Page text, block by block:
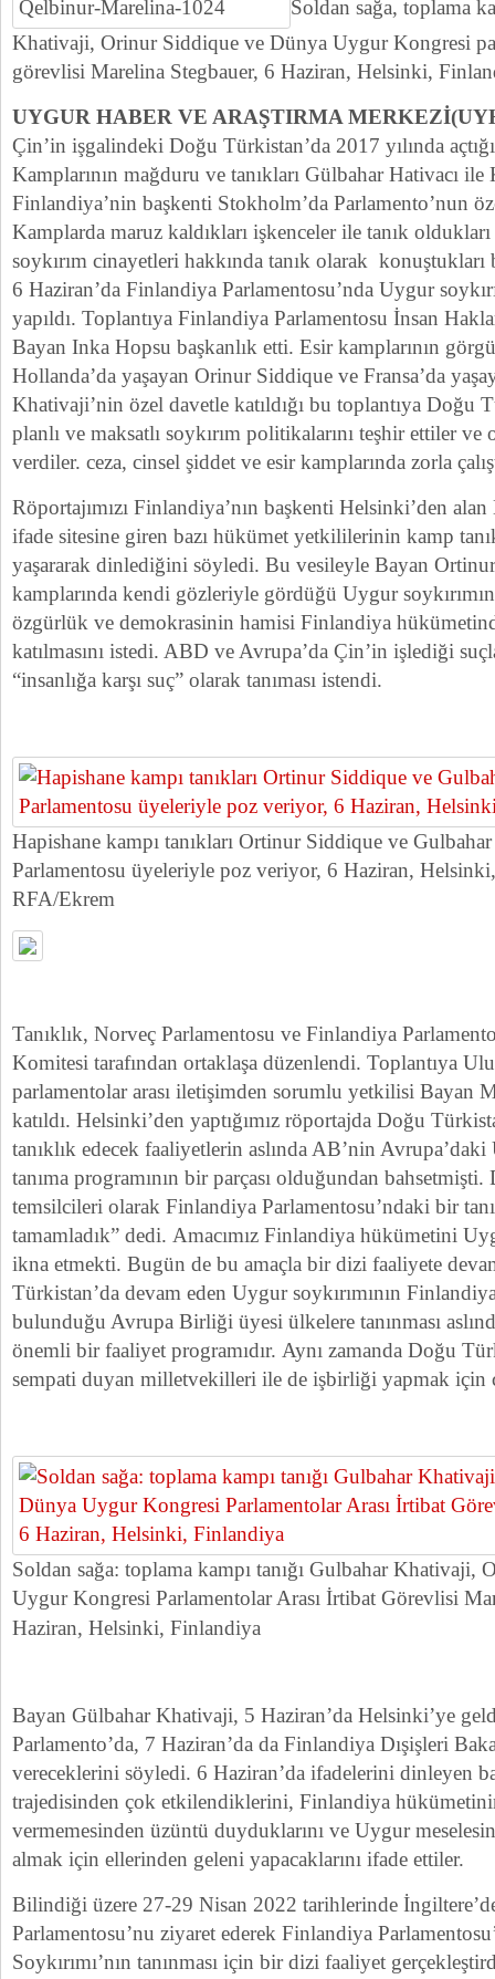
Soldan sağa, toplama
Khativaji, Orinur Siddique ve Dünya Uygur Kongresi
görevlisi Marelina Stegbauer, 6 Haziran, Helsinki,
UYGUR HABER VE ARAŞTIRMA
Çin’in işgalindeki Doğu Türkistan’da 2017 yılında
Kamplarının mağduru ve tanıkları Gülbahar Hativacı ile
Finlandiya’nin başkenti Stokholm’da Parlamento’nun
Kamplarda maruz kaldıkları işkenceler ile tanık
soykırım cinayetleri hakkında tanık olarak
6 Haziran’da Finlandiya Parlamentosu’nda Uygur
yapıldı. Toplantıya Finlandiya Parlamentosu İnsan
Bayan Inka Hopsu başkanlık etti. Esir kamplarının
Hollanda’da yaşayan Orinur Siddique ve Fransa’da
Khativaji’nin özel davetle katıldığı bu toplantıya Doğu
planlı ve maksatlı soykırım politikalarını teşhir ettiler ve
verdiler. ceza, cinsel şiddet ve esir kamplarında zorla
Röportajımızı Finlandiya’nın başkenti Helsinki’den
ifade sitesine giren bazı hükümet yetkililerinin kamp
yaşararak dinlediğini söyledi. Bu vesileyle Bayan
kamplarında kendi gözleriyle gördüğü Uygur
özgürlük ve demokrasinin hamisi Finlandiya
katılmasını istedi. ABD ve Avrupa’da Çin’in işlediği
“insanlığa karşı suç” olarak tanıması istendi.
Hapishane kampı tanıkları Ortinur Siddique ve
Parlamentosu üyeleriyle poz veriyor, 6 Haziran,
RFA/Ekrem
Tanıklık, Norveç Parlamentosu ve Finlandiya
Komitesi tarafından ortaklaşa düzenlendi. Toplantıya
parlamentolar arası iletişimden sorumlu yetkilisi Bayan
katıldı. Helsinki’den yaptığımız röportajda Doğu
tanıklık edecek faaliyetlerin aslında AB’nin Avrupa’daki
tanıma programının bir parçası olduğundan
temsilcileri olarak Finlandiya Parlamentosu’ndaki bir
tamamladık” dedi. Amacımız Finlandiya hükümetini
ikna etmekti. Bugün de bu amaçla bir dizi faaliyete
Türkistan’da devam eden Uygur soykırımının
bulunduğu Avrupa Birliği üyesi ülkelere tanınması
önemli bir faaliyet programıdır. Aynı zamanda Doğu
sempati duyan milletvekilleri ile de işbirliği yapmak için
Soldan sağa: toplama kampı tanığı Gulbahar
Uygur Kongresi Parlamentolar Arası İrtibat Görevlisi
Haziran, Helsinki, Finlandiya
Bayan Gülbahar Khativaji, 5 Haziran’da Helsinki’ye
Parlamento’da, 7 Haziran’da da Finlandiya Dışişleri
vereceklerini söyledi. 6 Haziran’da ifadelerini dinleyen
trajedisinden çok etkilendiklerini, Finlandiya
vermemesinden üzüntü duyduklarını ve Uygur
almak için ellerinden geleni yapacaklarını ifade ettiler.
Bilindiği üzere 27-29 Nisan 2022 tarihlerinde
Parlamentosu’nu ziyaret ederek Finlandiya
Soykırımı’nın tanınması için bir dizi faaliyet